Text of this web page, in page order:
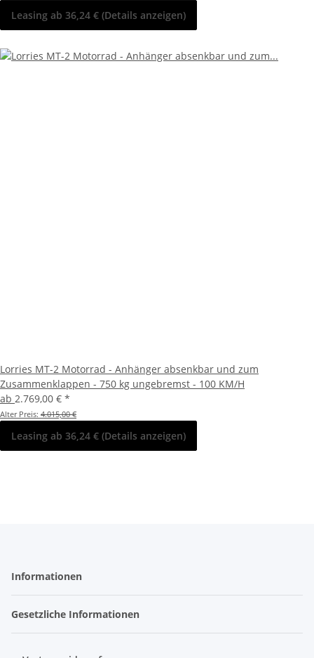
Leasing ab 36,24 € (Details anzeigen)
Lorries MT-2 Motorrad - Anhänger absenkbar und zum
Zusammenklappen - 750 kg ungebremst - 100 KM/H
ab 2.769,00 € *
Alter Preis: 4.015,00 €
Leasing ab 36,24 € (Details anzeigen)
Informationen
Gesetzliche Informationen